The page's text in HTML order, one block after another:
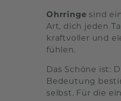
Ohrringe sind
Art, dich jeden
kraftvoller und
fühlen.
Das Schöne ist:
Bedeutung
selbst. Für die